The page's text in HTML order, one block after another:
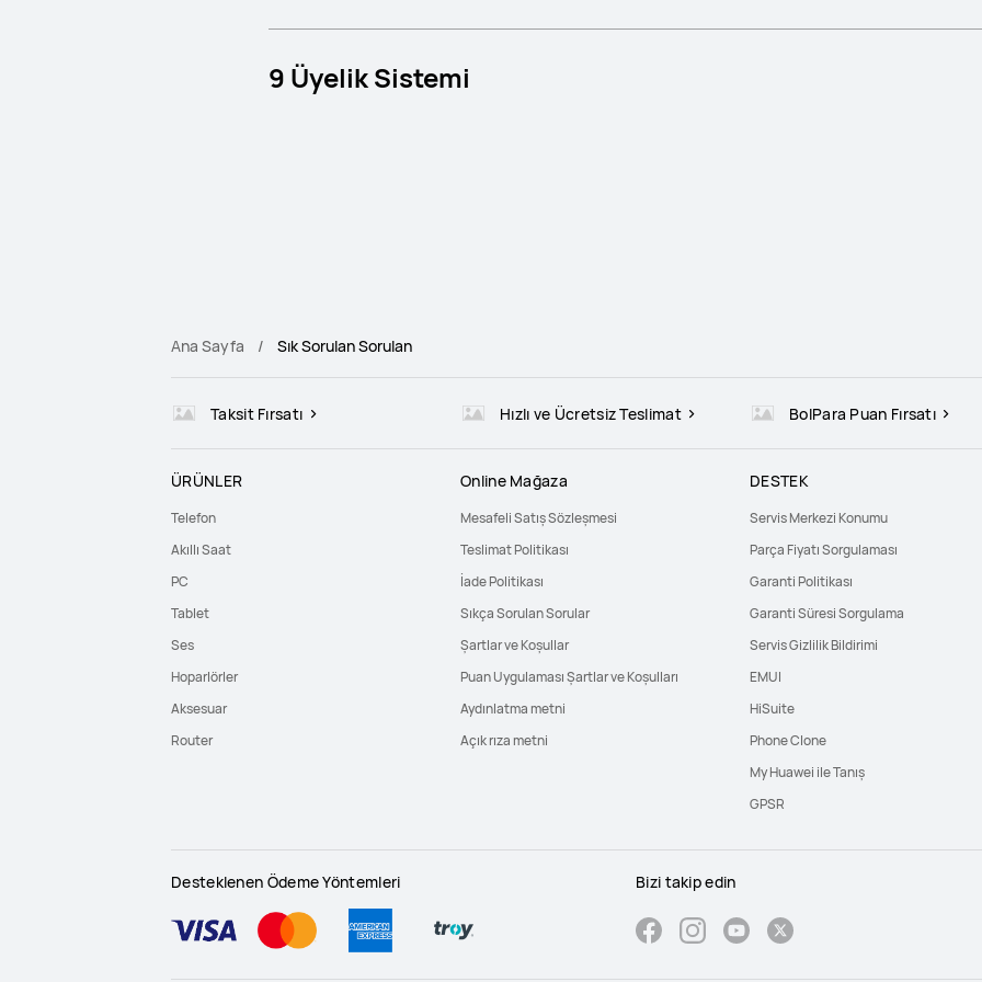
9 Üyelik Sistemi
Ana Sayfa Sık Sorulan Sorulan
Taksit Fırsatı Hızlı ve Ücretsiz Teslimat BolPara Puan Fırsatı
ÜRÜNLER
Telefon
Akıllı Saat
PC
Tablet
Ses
Hoparlörler
Aksesuar
Router
Online Mağaza
Mesafeli Satış Sözleşmesi
Teslimat Politikası
İade Politikası
Sıkça Sorulan Sorular
Şartlar ve Koşullar
Puan Uygulaması Şartlar ve Koşulları
Aydınlatma metni
Açık rıza metni
DESTEK
Servis Merkezi Konumu
Parça Fiyatı Sorgulaması
Garanti Politikası
Garanti Süresi Sorgulama
Servis Gizlilik Bildirimi
EMUI
HiSuite
Phone Clone
My Huawei ile Tanış
GPSR
Desteklenen Ödeme Yöntemleri Bizi takip edin